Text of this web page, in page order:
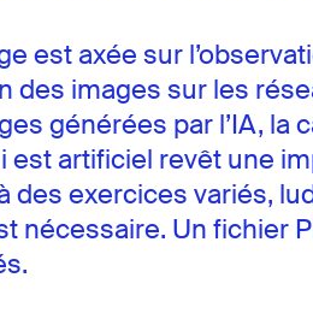
est axée sur
des images sur les
générées par l’IA,
artificiel revêt une
des exercices variés,
nécessaire. Un fichier